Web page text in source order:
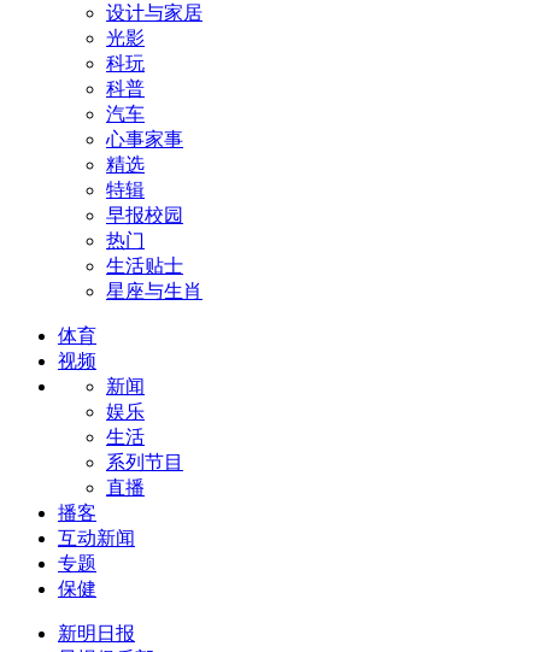
设计与家居
光影
科玩
科普
汽车
心事家事
精选
特辑
早报校园
热门
生活贴士
星座与生肖
体育
视频
新闻
娱乐
生活
系列节目
直播
播客
互动新闻
专题
保健
新明日报